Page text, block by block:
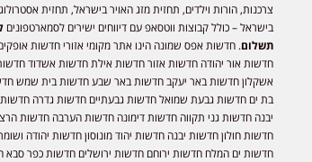
צרכנות, הורות וילדים, תחזית מזג האויר בישראל, תחזית
בישראל – כולל קבוצות ווטסאפ עם דיווחים ישירים לסמארטפונים
תשלום. חדשות אפס שמונה הינו אתר מקומי אזורי חדשות
חדשות אור יהודה חדשות אזור חדשות אילת חדשות אשדוד
אשקלון חדשות באר יעקב חדשות באר שבע חדשות בית שמש
בת ים חדשות גבעת שמואל חדשות גבעתיים חדשות גדרה חדשות
יבנה חדשות גני תקווה חדשות דימונה חדשות הערבה חדשות
חדשות חולון חדשות יבנה חדשות יהוד מונוסון חדשות יהודה
חדשות ים המלח חדשות ירוחם חדשות ירושלים חדשות כפר סבא